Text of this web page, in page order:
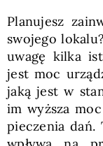
Planujesz
swojego
uwagę kilka
jest moc
jaką jest w
im wyższa
pieczenia dań.